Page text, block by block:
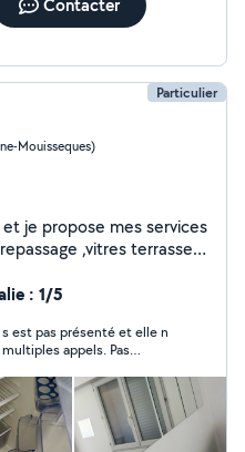
Contacter
Particulier
Mouisseques)
je propose mes services
,vitres terrasse
: 1/5
est pas présenté et elle n
appels. Pas